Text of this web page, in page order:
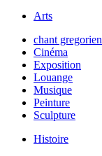
Arts
chant gregorien
Cinéma
Exposition
Louange
Musique
Peinture
Sculpture
Histoire